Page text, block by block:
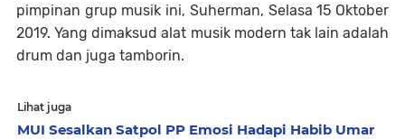
pimpinan grup musik ini, Suherman, Selasa 15 Oktober
2019. Yang dimaksud alat musik modern tak lain adalah
drum dan juga tamborin.
Lihat juga
MUI Sesalkan Satpol PP Emosi Hadapi Habib Umar